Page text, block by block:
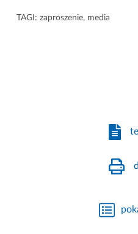
TAGI: zaproszenie, media